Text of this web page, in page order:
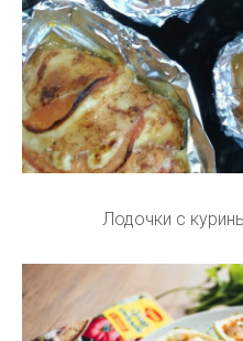
Лодочки с